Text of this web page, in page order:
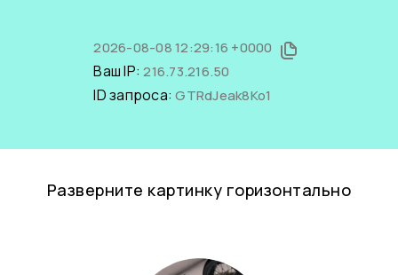
2026-08-08 12:29:16 +0000
Ваш IP:216.73.216.50
ID запроса:GTRdJeak8Ko1
Разверните картинку горизонтально